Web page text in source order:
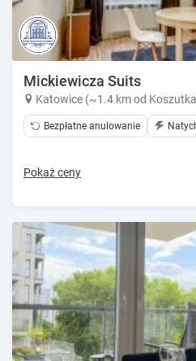
Mickiewicza Suits
Katowice (~1.4 km od
Bezpłatne anulowanie
Pokaż ceny